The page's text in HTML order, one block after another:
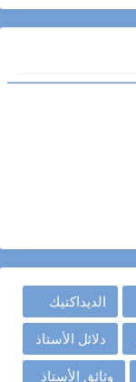
الديداكتيك
دلائل الأستاذ
وثائق الأستاذ